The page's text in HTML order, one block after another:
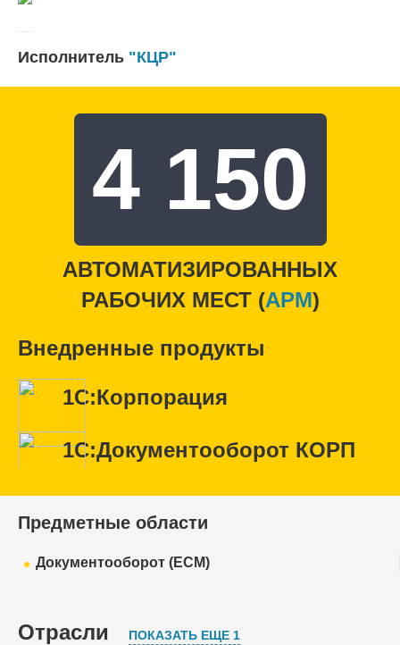
Исполнитель "КЦР"
4 150
АВТОМАТИЗИРОВАННЫХ
РАБОЧИХ МЕСТ (APM)
Внедренные продукты
1С:Корпорация
1С:Документооборот КОРП
Предметные области
Документооборот (ECM)
Отрасли ПОКАЗАТЬ ЕЩЕ 1